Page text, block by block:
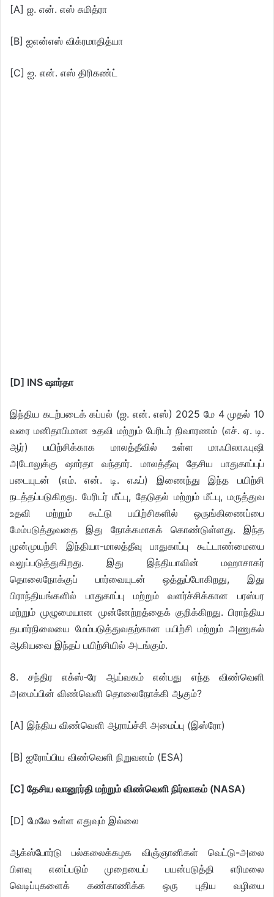
[A] ஐ. என். எஸ் சுமித்ரா
[B] ஐஎன்எஸ் விக்ரமாதித்யா
[C] ஐ. என். எஸ் திரிகண்ட்
[D] INS ஷார்தா
இந்திய கடற்படைக் கப்பல் (ஐ. என். எஸ்) 2025 மே 4 முதல் 10
வரை மனிதாபிமான உதவி மற்றும் பேரிடர் நிவாரணம் (எச். ஏ. டி.
ஆர்) பயிற்சிக்காக மாலத்தீவில் உள்ள மாஃபிலாஃபுஷி
அடோலுக்கு ஷார்தா வந்தார். மாலத்தீவு தேசிய பாதுகாப்புப்
படையுடன் (எம். என். டி. எஃப்) இணைந்து இந்த பயிற்சி
நடத்தப்படுகிறது. பேரிடர் மீட்பு, தேடுதல் மற்றும் மீட்பு, மருத்துவ
உதவி மற்றும் கூட்டு பயிற்சிகளில் ஒருங்கிணைப்பை
மேம்படுத்துவதை இது நோக்கமாகக் கொண்டுள்ளது. இந்த
முன்முயற்சி இந்தியா-மாலத்தீவு பாதுகாப்பு கூட்டாண்மையை
வலுப்படுத்துகிறது. இது இந்தியாவின் மஹாசாகர்
தொலைநோக்குப் பார்வையுடன் ஒத்துப்போகிறது, இது
பிராந்தியங்களில் பாதுகாப்பு மற்றும் வளர்ச்சிக்கான பரஸ்பர
மற்றும் முழுமையான முன்னேற்றத்தைக் குறிக்கிறது. பிராந்திய
தயார்நிலையை மேம்படுத்துவதற்கான பயிற்சி மற்றும் அணுகல்
ஆகியவை இந்தப் பயிற்சியில் அடங்கும்.
8. சந்திர எக்ஸ்-ரே ஆய்வகம் என்பது எந்த விண்வெளி
அமைப்பின் விண்வெளி தொலைநோக்கி ஆகும்?
[A] இந்திய விண்வெளி ஆராய்ச்சி அமைப்பு (இஸ்ரோ)
[B] ஐரோப்பிய விண்வெளி நிறுவனம் (ESA)
[C] தேசிய வானூர்தி மற்றும் விண்வெளி நிர்வாகம் (NASA)
[D] மேலே உள்ள எதுவும் இல்லை
ஆக்ஸ்போர்டு பல்கலைக்கழக விஞ்ஞானிகள் வெட்டு-அலை
பிளவு எனப்படும் முறையைப் பயன்படுத்தி எரிமலை
வெடிப்புகளைக் கண்காணிக்க ஒரு புதிய வழியை